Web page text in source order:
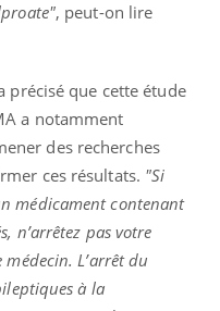
, peut-on lire
précisé que cette étude
a notamment
des recherches
ces résultats. "Si
médicament contenant
n’arrêtez pas votre
L’arrêt du
à la